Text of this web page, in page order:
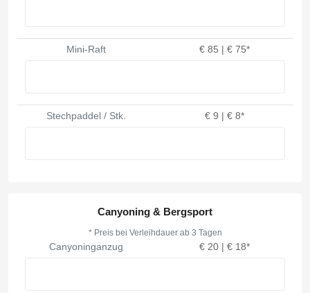
Mini-Raft € 85 | € 75*
Stechpaddel / Stk. € 9 | € 8*
Canyoning & Bergsport
* Preis bei Verleihdauer ab 3 Tagen
Canyoninganzug € 20 | € 18*